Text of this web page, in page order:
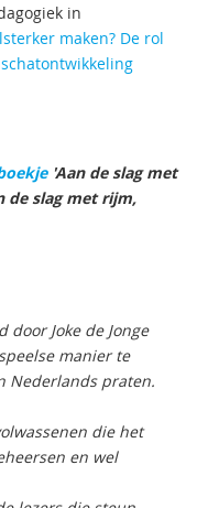
in
maken? De rol
'Aan de slag met
de slag met rijm,
Joke de Jonge
manier te
Nederlands praten.
die het
en wel